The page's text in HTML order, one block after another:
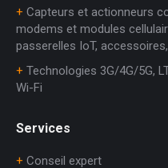
+ Capteurs et actionneurs
modems et modules
passerelles IoT,
+ Technologies 3G/4G/5G,
Wi-Fi
Services
+ Conseil expert